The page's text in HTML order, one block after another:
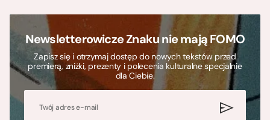
Newsletterowicze Znaku nie mają FOMO
Zapisz się i otrzymaj dostęp do nowych tekstów przed
premierą, zniżki, prezenty i polecenia kulturalne specjalnie
dla Ciebie.